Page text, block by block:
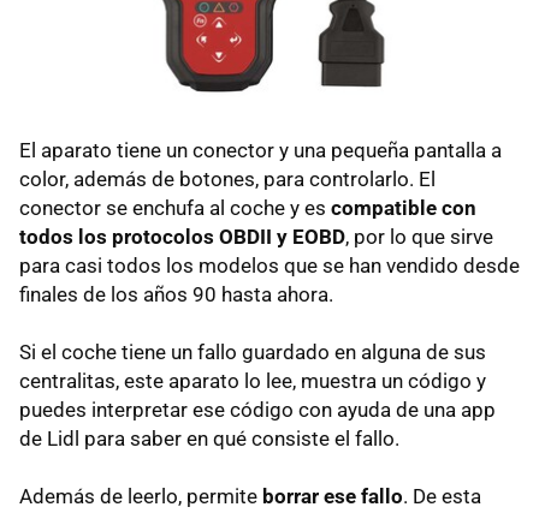
El aparato tiene un conector y una pequeña pantalla a
color, además de botones, para controlarlo. El
conector se enchufa al coche y es compatible con
todos los protocolos OBDII y EOBD, por lo que sirve
para casi todos los modelos que se han vendido desde
finales de los años 90 hasta ahora.
Si el coche tiene un fallo guardado en alguna de sus
centralitas, este aparato lo lee, muestra un código y
puedes interpretar ese código con ayuda de una app
de Lidl para saber en qué consiste el fallo.
Además de leerlo, permite borrar ese fallo. De esta